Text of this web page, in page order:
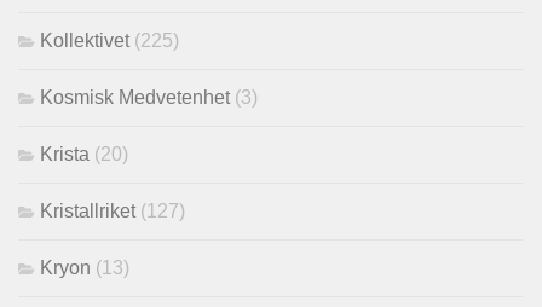
Kollektivet (225)
Kosmisk Medvetenhet (3)
Krista (20)
Kristallriket (127)
Kryon (13)